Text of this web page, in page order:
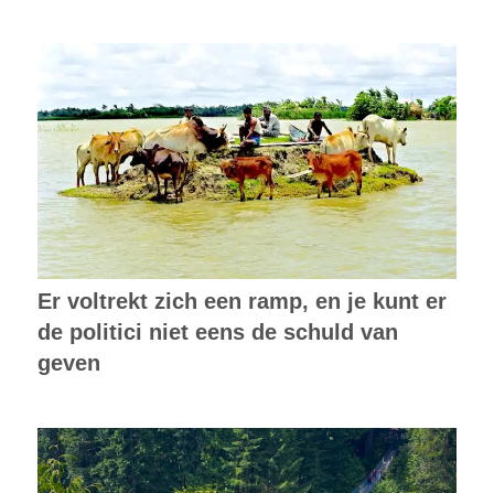
Er voltrekt zich een ramp, en je kunt er
de politici niet eens de schuld van
geven